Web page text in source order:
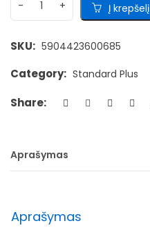
Į krepšelį
SKU: 5904423600685
Category: Standard Plus
Share:
Aprašymas
Aprašymas